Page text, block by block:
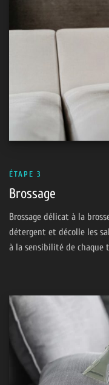
ÉTAPE 3
Brossage
Brossage délicat à la
détergent et décolle les
à la sensibilité de chaque